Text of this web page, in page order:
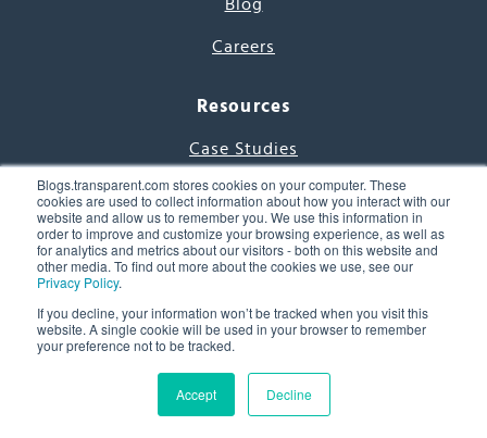
Blogs.transparent.com stores cookies on your computer. These
cookies are used to collect information about how you interact with our
website and allow us to remember you. We use this information in
order to improve and customize your browsing experience, as well as
for analytics and metrics about our visitors - both on this website and
other media. To find out more about the cookies we use, see our
Privacy Policy.
If you decline, your information won’t be tracked when you visit this
website. A single cookie will be used in your browser to remember
your preference not to be tracked.
Accept Decline
Blog
Careers
Resources
Case Studies
White Papers
Methodology
Free Resources
7000 Languages Project
Support